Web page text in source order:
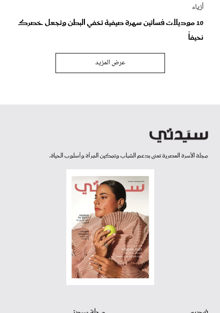
أزياء
10 موديلات فساتين سهرة صيفية تخفي البطن وتجعل خصرك
نحيفاً
عرض المزيد
مجلة الأسرة العصرية تعنى بدعم الشباب وتمكين المرأة وأسلوب الحياة.